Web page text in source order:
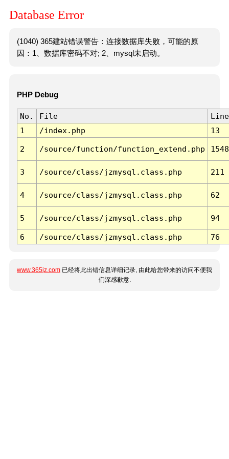
Database Error
(1040) 365建站错误警告：连接数据库失败，可能的原
因：1、数据库密码不对; 2、mysql未启动。
PHP Debug
No. File
Line
1
/index.php 13
2 /source/function/function_extend.php 1548
3 /source/class/jzmysql.class.php 211
4 /source/class/jzmysql.class.php 62
5 /source/class/jzmysql.class.php 94
6 /source/class/jzmysql.class.php 76
www.365jz.com 已经将此出错信息详细记录, 由此给您带来的访问不便我
们深感歉意.